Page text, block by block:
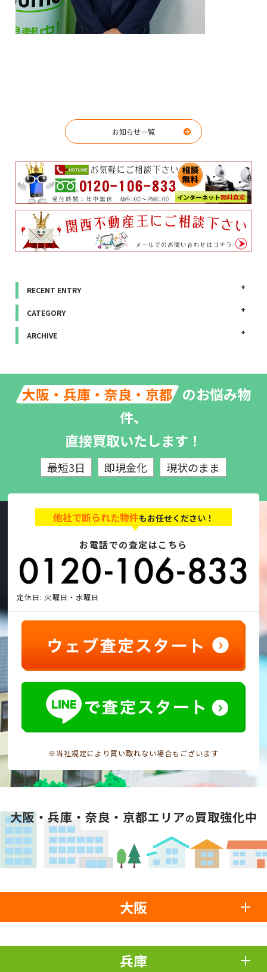
お知らせ一覧
RECENT ENTRY
CATEGORY
ARCHIVE
大阪・兵庫・奈良・京都 のお悩み物
件、
直接買取いたします！
最短3日 即現金化 現状のまま
他社で断られた物件もお任せください！
お電話での査定はこちら
定休日: 火曜日・水曜日
※当社規定により買い取れない場合もございます
大阪・兵庫・奈良・京都エリアの買取強化中
大阪
兵庫